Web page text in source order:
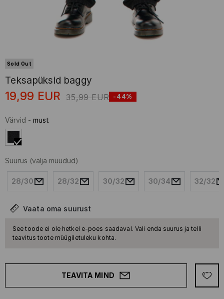
Sold Out
Teksapüksid baggy
19,99 EUR 35,99 EUR -44%
Värvid - must
Suurus (välja müüdud)
28/30 28/32 30/32 30/34 32/32
Vaata oma suurust
See toode ei ole hetkel e-poes saadaval. Vali enda suurus ja telli
teavitus toote müügiletuleku kohta.
TEAVITA MIND